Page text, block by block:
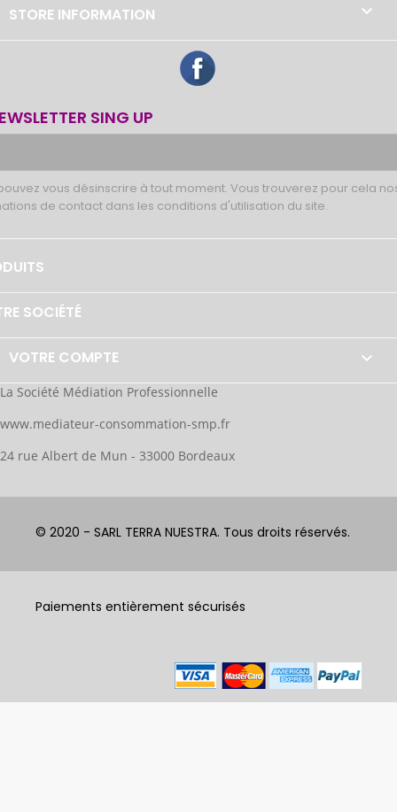
STORE INFORMATION 
SING UP
vous désinscrire à tout moment. Vous trouverez pour cela
de contact dans les conditions d'utilisation du site.
SOCIÉTÉ
VOTRE COMPTE 
La Société Médiation Professionnelle
www.mediateur-consommation-smp.fr
24 rue Albert de Mun - 33000 Bordeaux
© 2020 - SARL TERRA NUESTRA. Tous droits réservés.
Paiements entièrement sécurisés